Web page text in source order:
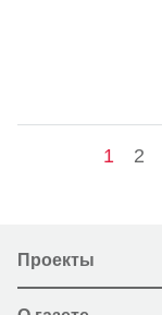
1 2
Проекты